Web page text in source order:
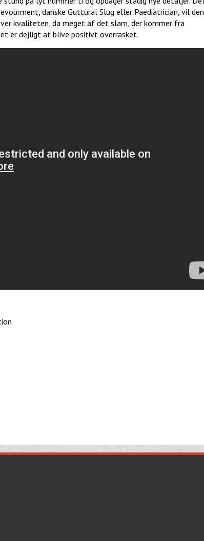
danske Guttural Slug eller Paediatrician, vil
kvaliteten, da meget af det slam, der kommer fra
er dejligt at blive positivt overrasket.